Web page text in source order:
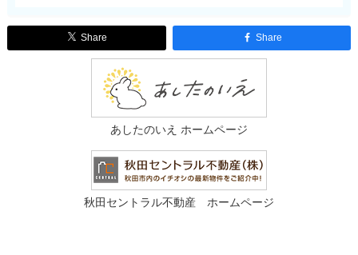
Share Share
あしたのいえ ホームページ
秋田セントラル不動産 ホームページ